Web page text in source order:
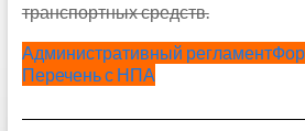
транспортных средств.
Административный регламент
Перечень с НПА